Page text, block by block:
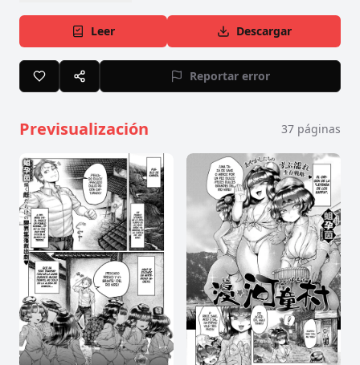
Leer Descargar
Reportar error
Previsualización 37 páginas